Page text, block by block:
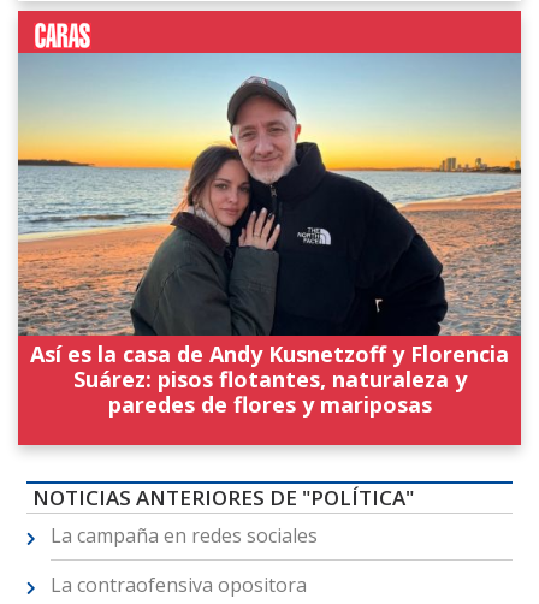
Así es la casa de Andy Kusnetzoff y Florencia
Suárez: pisos flotantes, naturaleza y
paredes de flores y mariposas
NOTICIAS ANTERIORES DE "POLÍTICA"
La campaña en redes sociales
La contraofensiva opositora